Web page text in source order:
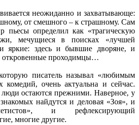
неожиданно и захватывающе:
от смешного – к страшному. Сам
пьесы определил как «трагическую
мечущиеся в поисках «лучшей
яркие: здесь и бывшие дворяне, и
откровенные проходимцы…
писатель называл «любимым
комедий, очень актуальна и сейчас.
остаются прежними. Наверное, у
найдутся и деловая «Зоя», и
и рефлексирующий
многие другие.